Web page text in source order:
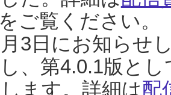
をご覧ください。
3日にお知らせ
、第4.0.1版と
ます。詳細は配